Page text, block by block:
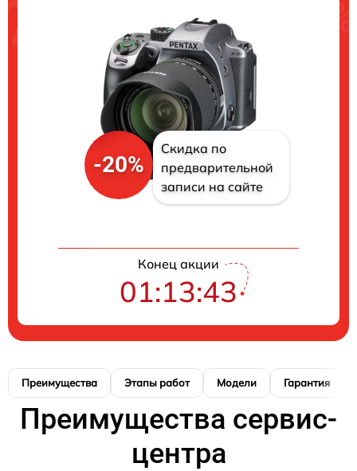
-20%
Скидка по
предварительной
записи на сайте
Конец акции
01:13:42
Преимущества Этапы работ Модели Гарантия
Преимущества сервис-
центра